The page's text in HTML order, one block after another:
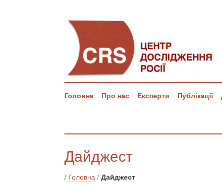
Головна Про нас Експерти Публікації
Дайджест
/ Головна / Дайджест